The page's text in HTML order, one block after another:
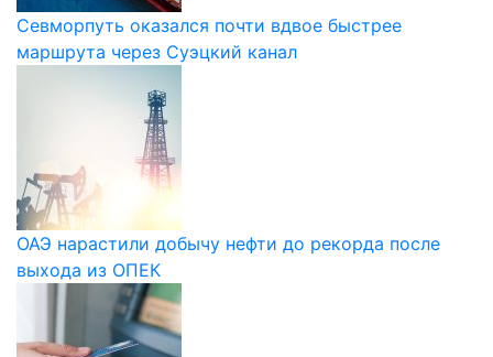
Севморпуть оказался почти вдвое быстрее
маршрута через Суэцкий канал
ОАЭ нарастили добычу нефти до рекорда после
выхода из ОПЕК